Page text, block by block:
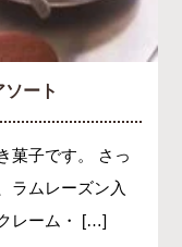
ート
菓子です。 さっ
ラムレーズン入
レーム・ […]